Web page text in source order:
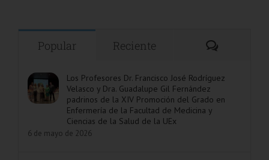
Popular Reciente
Los Profesores Dr. Francisco José Rodríguez
Velasco y Dra. Guadalupe Gil Fernández
padrinos de la XIV Promoción del Grado en
Enfermería de la Facultad de Medicina y
Ciencias de la Salud de la UEx
6 de mayo de 2026